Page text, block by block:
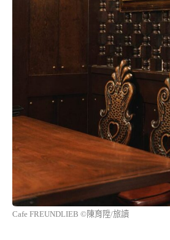
Cafe FREUNDLIEB ©陳育陞/旅讀